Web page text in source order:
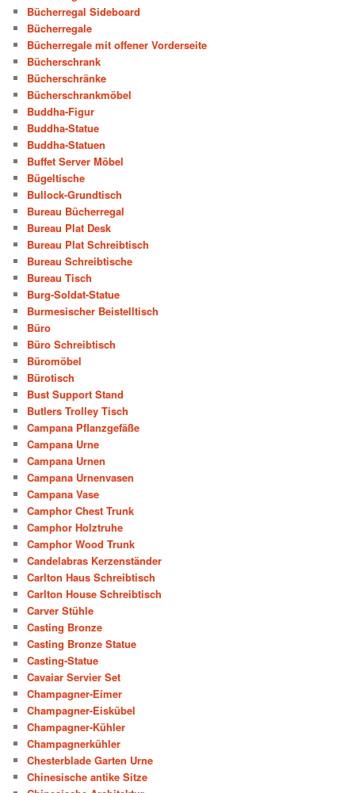
Bücherregal Sideboard
Bücherregale
Bücherregale mit offener Vorderseite
Bücherschrank
Bücherschränke
Bücherschrankmöbel
Buddha-Figur
Buddha-Statue
Buddha-Statuen
Buffet Server Möbel
Bügeltische
Bullock-Grundtisch
Bureau Bücherregal
Bureau Plat Desk
Bureau Plat Schreibtisch
Bureau Schreibtische
Bureau Tisch
Burg-Soldat-Statue
Burmesischer Beistelltisch
Büro
Büro Schreibtisch
Büromöbel
Bürotisch
Bust Support Stand
Butlers Trolley Tisch
Campana Pflanzgefäße
Campana Urne
Campana Urnen
Campana Urnenvasen
Campana Vase
Camphor Chest Trunk
Camphor Holztruhe
Camphor Wood Trunk
Candelabras Kerzenständer
Carlton Haus Schreibtisch
Carlton House Schreibtisch
Carver Stühle
Casting Bronze
Casting Bronze Statue
Casting-Statue
Cavaiar Servier Set
Champagner-Eimer
Champagner-Eiskübel
Champagner-Kühler
Champagnerkühler
Chesterblade Garten Urne
Chinesische antike Sitze